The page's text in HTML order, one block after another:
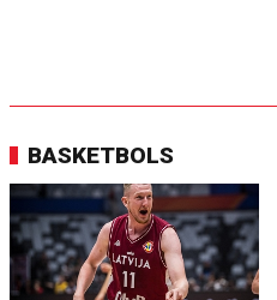
BASKETBOLS